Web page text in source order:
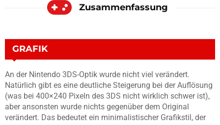
Zusammenfassung
GRAFIK
An der Nintendo 3DS-Optik wurde nicht viel verändert.
Natürlich gibt es eine deutliche Steigerung bei der Auflösung
(was bei 400×240 Pixeln des 3DS nicht wirklich schwer ist),
aber ansonsten wurde nichts gegenüber dem Original
verändert. Das bedeutet ein minimalistischer Grafikstil, der